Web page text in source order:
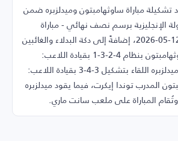
مباراة ساوثهامبتون وميدلزبره ضمن
الإنجليزية برسم نصف نهائي - مباراة
الإياب، يوم الثلاثاء 12-05-2026، إضافةً إلى دكة البدلاء والغائبين
عن اللقاء. يلعب ساوثهامبتون بنظام 4-2-3-1 بقيادة اللاعب:
هاروود بينما يخوض ميدلزبره اللقاء بتشكيل 3-4-3 بقيادة اللاعب:
المدرب توندا إيكرت، فيما يقود ميدلزبره
المباراة على ملعب سانت ماري.